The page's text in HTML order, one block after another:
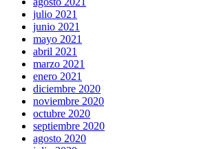
julio 2021
junio 2021
mayo 2021
abril 2021
marzo 2021
enero 2021
diciembre 2020
noviembre 2020
octubre 2020
septiembre 2020
agosto 2020